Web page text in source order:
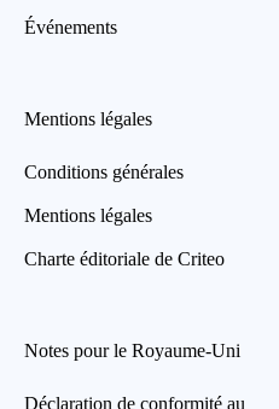
Événements
Mentions légales
Conditions générales
Mentions légales
Charte éditoriale de Criteo
Notes pour le Royaume-Uni
Déclaration de conformité au